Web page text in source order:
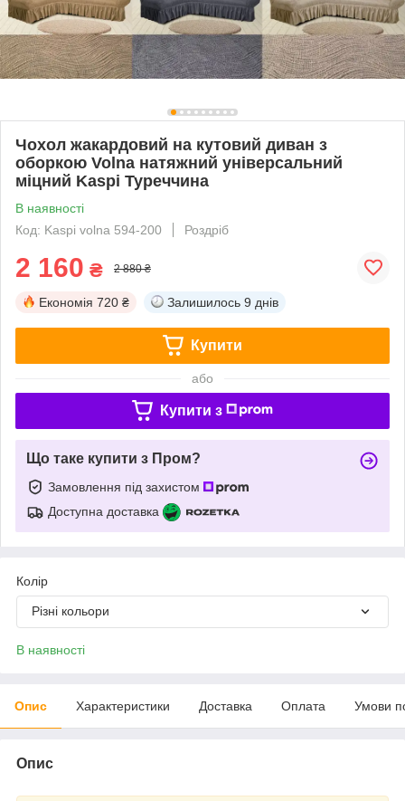
Чохол жакардовий на кутовий диван з
оборкою Volna натяжний універсальний
міцний Kaspi Туреччина
В наявності
Код: Kaspi volna 594-200
Роздріб
2 160 ₴ 2 880 ₴
Економія 720 ₴ Залишилось 9 днів
Купити
або
Купити з
Що таке купити з Пром?
Замовлення під захистом
Доступна доставка
Колір
Різні кольори
В наявності
Опис Характеристики Доставка Оплата Умови
Опис